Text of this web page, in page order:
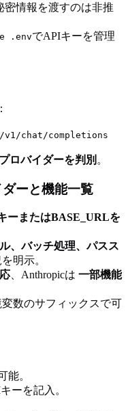
密情報を渡すのは非推
.envでAPIキーを管理
chat/completions
ロバイダーを判別 。
ーと機能一覧
ーまたはBASE_URLを
、バッチ処理、パスス
明示。
、Anthropicは 一部機能
数のサフィックスで可
能。
ーを記入。